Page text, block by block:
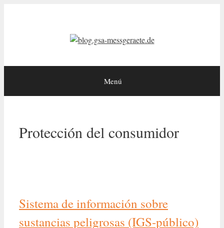
Menú
Protección del consumidor
Sistema de información sobre
sustancias peligrosas (IGS-público)